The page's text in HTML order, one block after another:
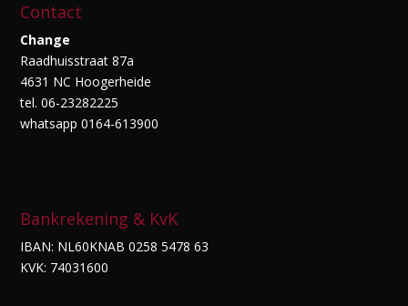
Contact
Change
Raadhuisstraat 87a
4631 NC Hoogerheide
tel. 06-23282225
whatsapp 0164-613900
Bankrekening & KvK
IBAN: NL60KNAB 0258 5478 63
KVK: 74031600